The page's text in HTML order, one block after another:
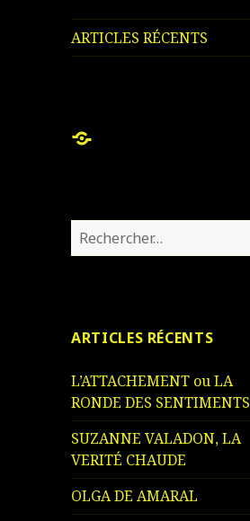
ARTICLES RÉCENTS
ARTICLES
Rechercher :
ARTICLES RÉCENTS
L’ATTACHEMENT ou LA
RONDE DES SENTIMENTS
SUZANNE VALADON, LA
VERITÉ CHAUDE
OLGA DE AMARAL